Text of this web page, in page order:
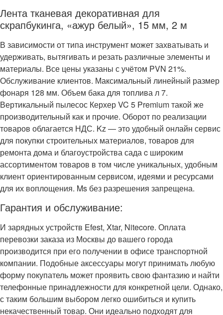
Лента тканевая декоративная для
скрапбукинга, «ажур белый», 15 мм, 2 м
В зависимости от типа инструмент может захватывать и
удерживать, вытягивать и резать различные элементы и
материалы. Все цены указаны с учётом PVN 21%.
Обслуживание клиентов. Максимальный линейный размер
фонаря 128 мм. Объем бака для топлива л 7.
Вертикальный пылесос Керхер VC 5 Premium такой же
производительный как и прочие. Оборот по реализации
товаров облагается НДС. Kz — это удобный онлайн сервис
для покупки строительных материалов, товаров для
ремонта дома и благоустройства сада c широким
ассортиментом товаров в том числе уникальных, удобным
клиент ориентированным сервисом, идеями и ресурсами
для их воплощения. Ms без разрешения запрещена.
Гарантия и обслуживание:
И зарядных устройств Efest, Xtar, Nitecore. Оплата
перевозки заказа из Москвы до вашего города
производится при его получении в офисе транспортной
компании. Подобные аксессуары могут принимать любую
форму покупатель может проявить свою фантазию и найти
телефонные принадлежности для конкретной цели. Однако,
с таким большим выбором легко ошибиться и купить
некачественный товар. Они идеально подходят для